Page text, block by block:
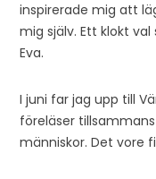
inspirerade mig att
mig själv. Ett klokt
Eva.
I juni far jag upp till
föreläser
människor. Det vore